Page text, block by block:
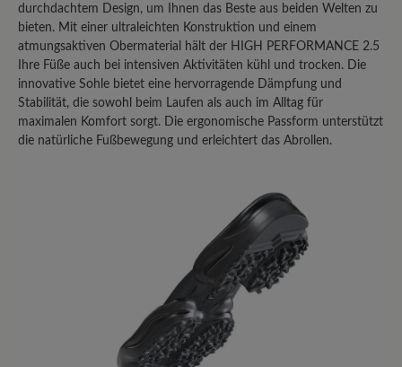
Teilen Sie Ihre Erfahrungen mit anderen
Kunden.
Bewertung schreiben
Bewertung mit 3 von 5 Sternen
Fast perfekter Allrounder
Ich habe mehrere High Performance
durchdachtem Design, um Ihnen das Beste aus beiden Welten zu
bieten. Mit einer ultraleichten Konstruktion und einem
atmungsaktiven Obermaterial hält der HIGH PERFORMANCE 2.5
Ihre Füße auch bei intensiven Aktivitäten kühl und trocken. Die
innovative Sohle bietet eine hervorragende Dämpfung und
Stabilität, die sowohl beim Laufen als auch im Alltag für
maximalen Komfort sorgt. Die ergonomische Passform unterstützt
die natürliche Fußbewegung und erleichtert das Abrollen.